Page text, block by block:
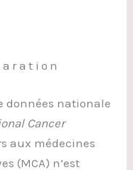
données nationale
Cancer
aux médecines
(MCA) n’est